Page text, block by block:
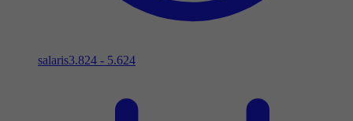
salaris3.824 - 5.624